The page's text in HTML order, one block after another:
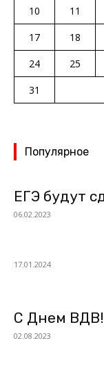
10
11
17
18
24
25
31
Популярное
ЕГЭ будут
06.02.2023
17.01.2024
С Днем
02.08.2023